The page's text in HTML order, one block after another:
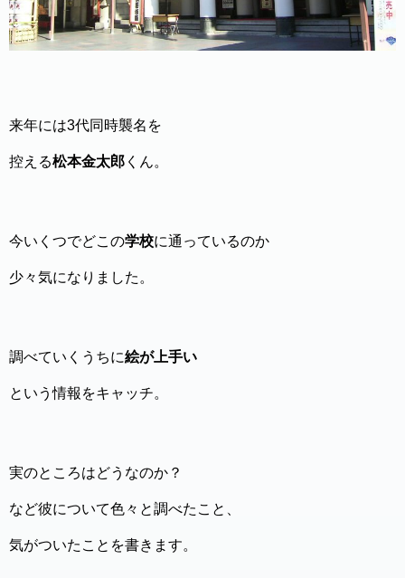
来年には3代同時襲名を
控える松本金太郎 くん。
今いくつでどこの学校に通っているのか
少々気になりました。
調べていくうちに絵が上手い
という情報をキャッチ。
実のところはどうなのか？
など彼について色々と調べたこと、
気がついたことを書きます。